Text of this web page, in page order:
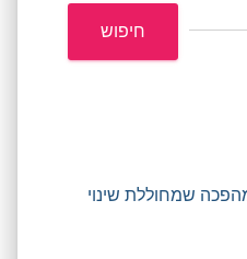
חיפוש
שמחוללת שינוי